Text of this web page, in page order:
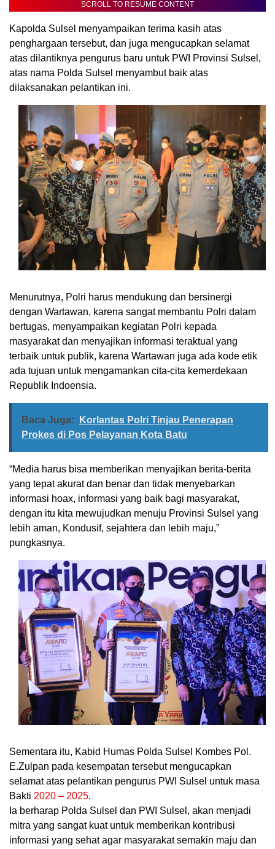
SCROLL TO RESUME CONTENT
Kapolda Sulsel menyampaikan terima kasih atas
penghargaan tersebut, dan juga mengucapkan selamat
atas dilantiknya pengurus baru untuk PWI Provinsi Sulsel,
atas nama Polda Sulsel menyambut baik atas
dilaksanakan pelantikan ini.
Menurutnya, Polri harus mendukung dan bersinergi
dengan Wartawan, karena sangat membantu Polri dalam
bertugas, menyampaikan kegiatan Polri kepada
masyarakat dan menyajikan informasi teraktual yang
terbaik untuk publik, karena Wartawan juga ada kode etik
ada tujuan untuk mengamankan cita-cita kemerdekaan
Republik Indoensia.
Baca Juga:
Korlantas Polri Tinjau Penerapan
Prokes di Pos Pelayanan Kota Batu
“Media harus bisa memberikan menyajikan berita-berita
yang tepat akurat dan benar dan tidak menyebarkan
informasi hoax, informasi yang baik bagi masyarakat,
dengan itu kita mewujudkan menuju Provinsi Sulsel yang
lebih aman, Kondusif, sejahtera dan lebih maju,”
pungkasnya.
Sementara itu, Kabid Humas Polda Sulsel Kombes Pol.
E.Zulpan pada kesempatan tersebut mengucapkan
selamat atas pelantikan pengurus PWI Sulsel untuk masa
Bakti 2020 – 2025.
Ia berharap Polda Sulsel dan PWI Sulsel, akan menjadi
mitra yang sangat kuat untuk memberikan kontribusi
informasi yang sehat agar masyarakat semakin maju dan